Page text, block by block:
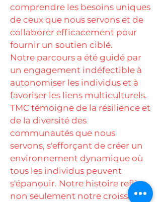
comprendre les besoins uniques
de ceux que nous servons et de
collaborer efficacement pour
fournir un soutien ciblé.
Notre parcours a été guidé par
un engagement indéfectible à
autonomiser les individus et à
favoriser les liens multiculturels.
TMC témoigne de la résilience et
de la diversité des
communautés que nous
servons, s'efforçant de créer un
environnement dynamique où
tous les individus peuvent
s'épanouir. Notre histoire reflète
non seulement notre croissance,